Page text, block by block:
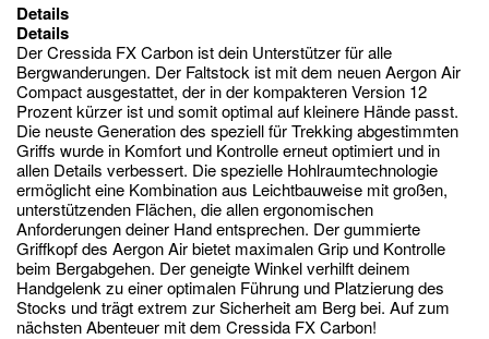
Details
Details
Der Cressida FX Carbon ist dein Unterstützer für alle
Bergwanderungen. Der Faltstock ist mit dem neuen Aergon Air
Compact ausgestattet, der in der kompakteren Version 12
Prozent kürzer ist und somit optimal auf kleinere Hände passt.
Die neuste Generation des speziell für Trekking abgestimmten
Griffs wurde in Komfort und Kontrolle erneut optimiert und in
allen Details verbessert. Die spezielle Hohlraumtechnologie
ermöglicht eine Kombination aus Leichtbauweise mit großen,
unterstützenden Flächen, die allen ergonomischen
Anforderungen deiner Hand entsprechen. Der gummierte
Griffkopf des Aergon Air bietet maximalen Grip und Kontrolle
beim Bergabgehen. Der geneigte Winkel verhilft deinem
Handgelenk zu einer optimalen Führung und Platzierung des
Stocks und trägt extrem zur Sicherheit am Berg bei. Auf zum
nächsten Abenteuer mit dem Cressida FX Carbon!